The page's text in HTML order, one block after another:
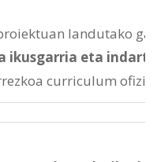
landutako
ikusgarria eta
curriculum